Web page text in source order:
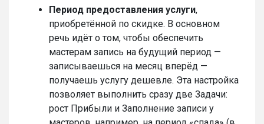
Период предоставления услуги,
приобретённой по скидке. В основном
речь идёт о том, чтобы обеспечить
мастерам запись на будущий период —
записываешься на месяц вперёд —
получаешь услугу дешевле. Эта настройка
позволяет выполнить сразу две Задачи:
рост Прибыли и Заполнение записи у